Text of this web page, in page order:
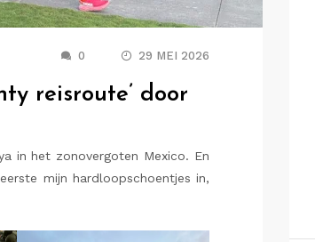
0 29 MEI 2026
reisroute’ door
in het zonovergoten Mexico. En
mijn hardloopschoentjes in,